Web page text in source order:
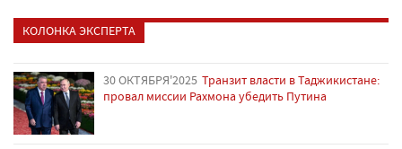
КОЛОНКА ЭКСПЕРТА
30 ОКТЯБРЯ'2025 Транзит власти в Таджикистане:
провал миссии Рахмона убедить Путина